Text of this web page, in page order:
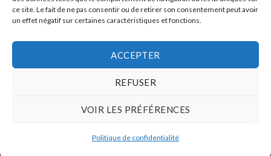
ce site. Le fait de ne pas consentir ou de retirer son consentement peut avoir
un effet négatif sur certaines caractéristiques et fonctions.
ACCEPTER
REFUSER
VOIR LES PRÉFÉRENCES
Politique de confidentialité
Une question ?
Copyright 2026 ©BoxDecoCouleurs